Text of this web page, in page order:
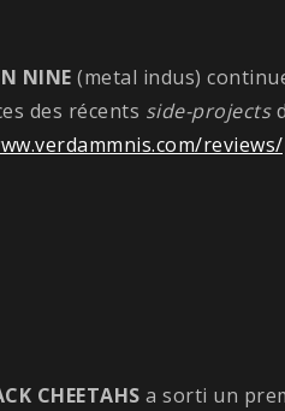
NINE (metal indus)
des récents side-projects
CHEETAHS a sorti un